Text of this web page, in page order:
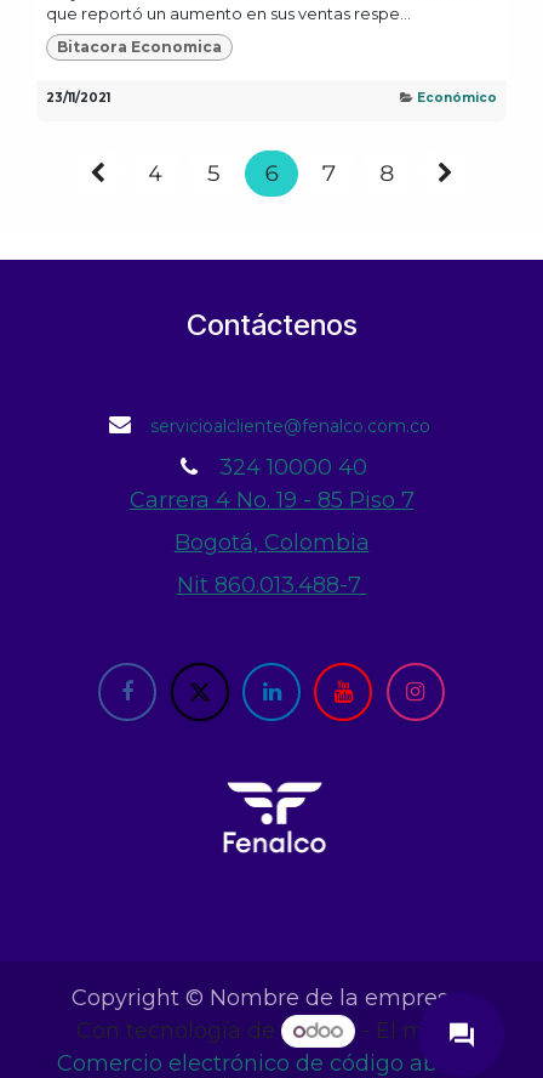
question_answer
que reportó un aumento en sus ventas respe...
Bitacora Economica
23/11/2021 Económico
4 5 6 7 8
Contáctenos
servicioalcliente@fenalco.com.co
324 10000 40
Carrera 4 No. 19 - 85 Piso 7
Bogotá, Colombia
Nit 860.013.488-7
Copyright © Nombre de la empresa
Con tecnología de
- El mejor
Comercio electrónico de código abierto